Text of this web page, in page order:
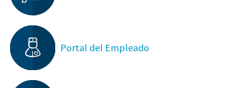
Portal del Empleado